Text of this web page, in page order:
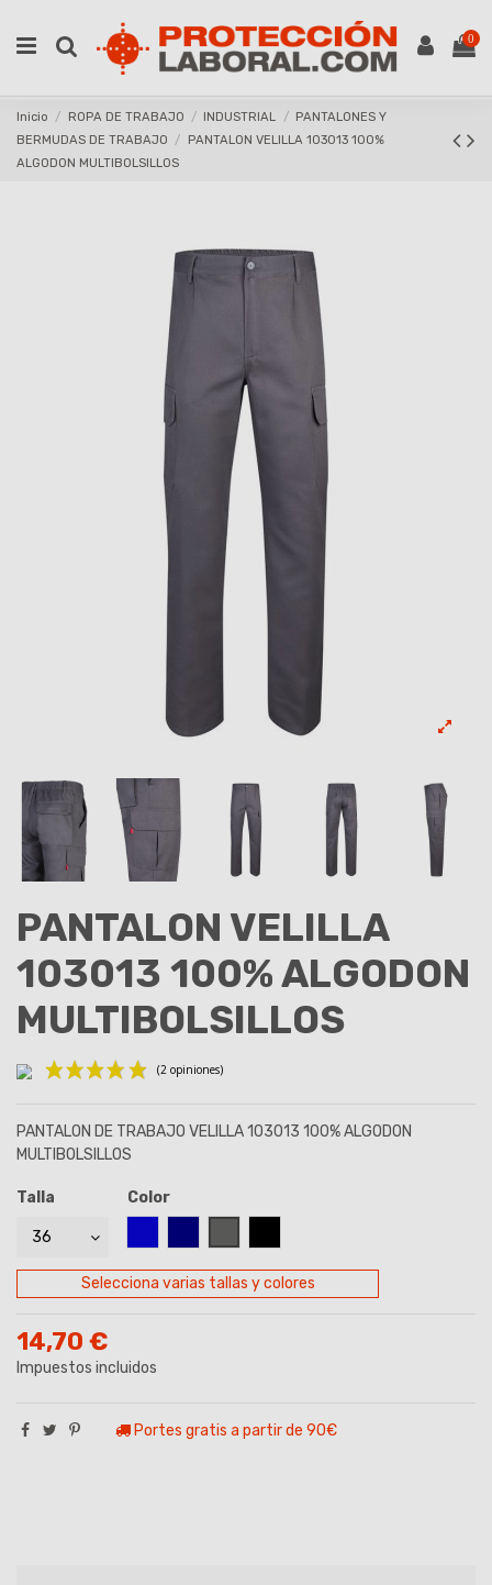
0
Inicio ROPA DE TRABAJO INDUSTRIAL
PANTALONES Y
BERMUDAS DE TRABAJO
PANTALON VELILLA 103013 100%
ALGODON MULTIBOLSILLOS
PANTALON VELILLA
103013 100% ALGODON
MULTIBOLSILLOS
PANTALON DE TRABAJO VELILLA 103013 100% ALGODON
MULTIBOLSILLOS
Talla
Color
Selecciona varias tallas y colores
14,70 €
Impuestos incluidos
Portes gratis a partir de 90€